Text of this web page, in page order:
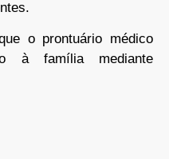
o prontuário médico
à família mediante